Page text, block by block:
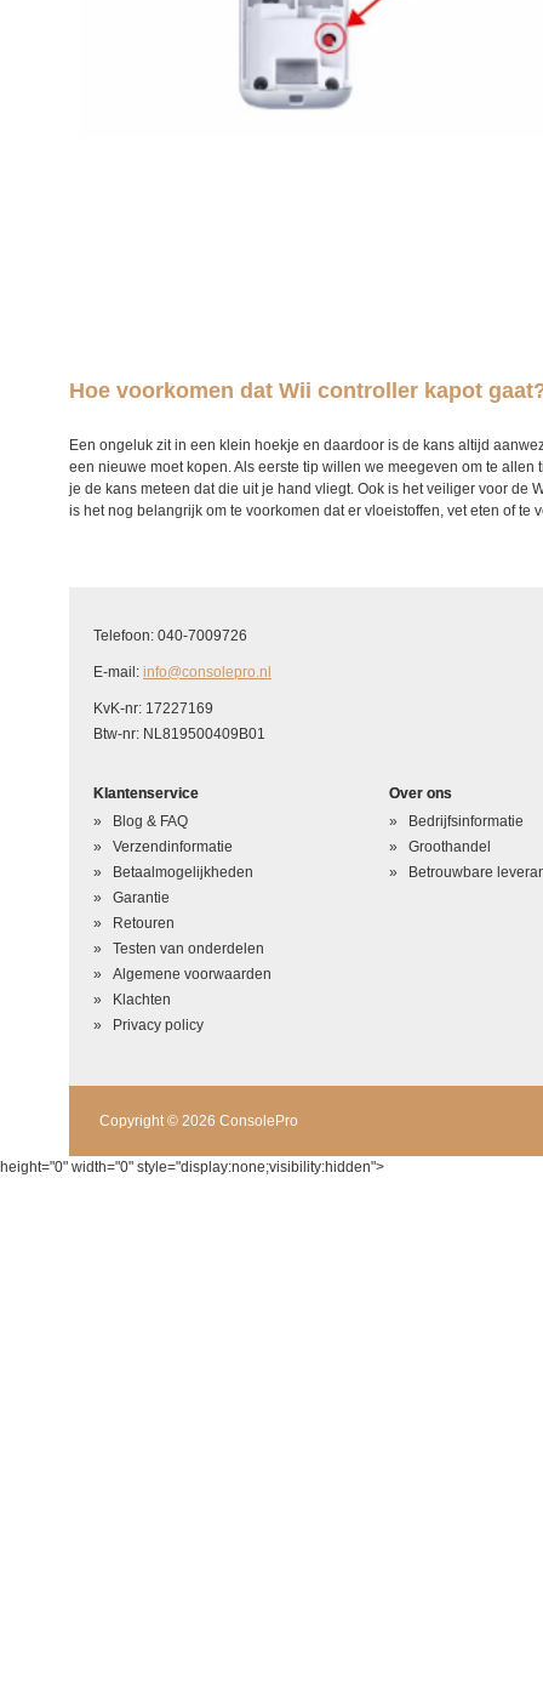
Hoe voorkomen dat Wii controller kapot
Een ongeluk zit in een klein hoekje en daardoor is de kans altijd
een nieuwe moet kopen. Als eerste tip willen we meegeven om te
je de kans meteen dat die uit je hand vliegt. Ook is het veiliger voor de
is het nog belangrijk om te voorkomen dat er vloeistoffen, vet eten of te
Telefoon: 040-7009726
E-mail: info@consolepro.nl
KvK-nr: 17227169
Btw-nr: NL819500409B01
Klantenservice
Blog & FAQ
Verzendinformatie
Betaalmogelijkheden
Garantie
Retouren
Testen van onderdelen
Algemene voorwaarden
Klachten
Privacy policy
Over ons
Bedrijfsinformatie
Groothandel
Betrouwbare
Copyright © 2026 ConsolePro
height="0" width="0" style="display:none;visibility:hidden">